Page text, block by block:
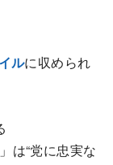
ルに収められ
は“党に忠実な